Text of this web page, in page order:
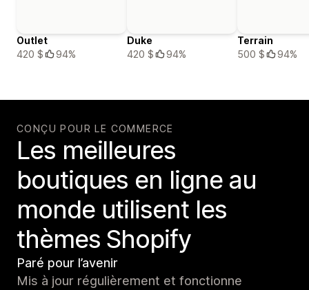
Outlet
420 $
94%
Duke
420 $
94%
Terrain
500 $
94%
CONÇU POUR LE COMMERCE
Les meilleures
boutiques en ligne au
monde utilisent les
thèmes Shopify
Paré pour l’avenir
Mis à jour régulièrement et fonctionne